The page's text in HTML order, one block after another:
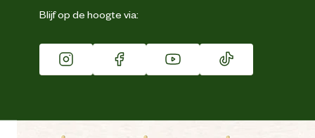
Franchise
Vacatures
Winkels
Blijf op de hoogte via: